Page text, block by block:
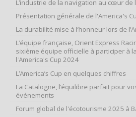
L’industrie de la navigation au cœur de
Présentation générale de l'America's
La durabilité mise à l’honneur lors de
L’équipe française, Orient Express
sixième équipe officielle à participer à
l'America's Cup 2024
L’America’s Cup en quelques chiffres
La Catalogne, l’équilibre parfait pour
événements
Forum global de l'écotourisme 2025 à